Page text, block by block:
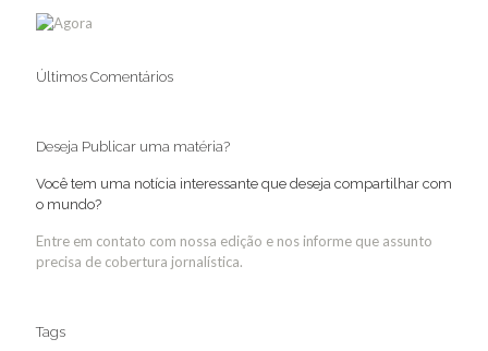
Últimos Comentários
Deseja Publicar uma matéria?
Você tem uma notícia interessante que deseja compartilhar com
o mundo?
Entre em contato com nossa edição e nos informe que assunto
precisa de cobertura jornalística.
Tags